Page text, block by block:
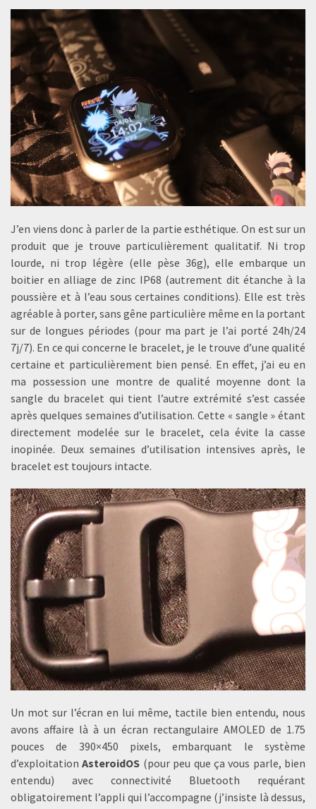
J’en viens donc à parler de la partie esthétique. On est sur un
produit que je trouve particulièrement qualitatif. Ni trop
lourde, ni trop légère (elle pèse 36g), elle embarque un
boitier en alliage de zinc IP68 (autrement dit étanche à la
poussière et à l’eau sous certaines conditions). Elle est très
agréable à porter, sans gêne particulière même en la portant
sur de longues périodes (pour ma part je l’ai porté 24h/24
7j/7). En ce qui concerne le bracelet, je le trouve d’une qualité
certaine et particulièrement bien pensé. En effet, j’ai eu en
ma possession une montre de qualité moyenne dont la
sangle du bracelet qui tient l’autre extrémité s’est cassée
après quelques semaines d’utilisation. Cette « sangle » étant
directement modelée sur le bracelet, cela évite la casse
inopinée. Deux semaines d’utilisation intensives après, le
bracelet est toujours intacte.
Un mot sur l’écran en lui même, tactile bien entendu, nous
avons affaire là à un écran rectangulaire AMOLED de 1.75
pouces de 390×450 pixels, embarquant le système
d’exploitationAsteroidOS (pour peu que ça vous parle, bien
entendu) avec connectivité Bluetooth requérant
obligatoirement l’appli qui l’accompagne (j’insiste là dessus,